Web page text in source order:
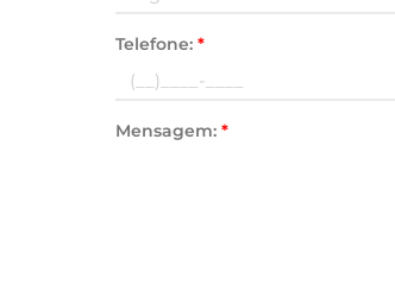
Telefone:*
Mensagem:*